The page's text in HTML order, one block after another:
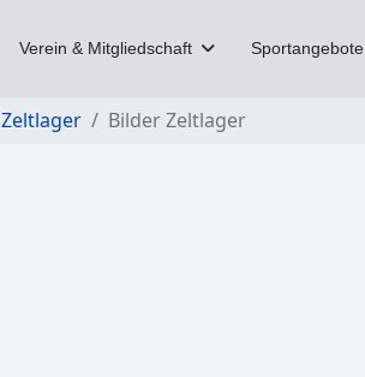
Verein & Mitgliedschaft Sportangebote
Zeltlager Bilder Zeltlager